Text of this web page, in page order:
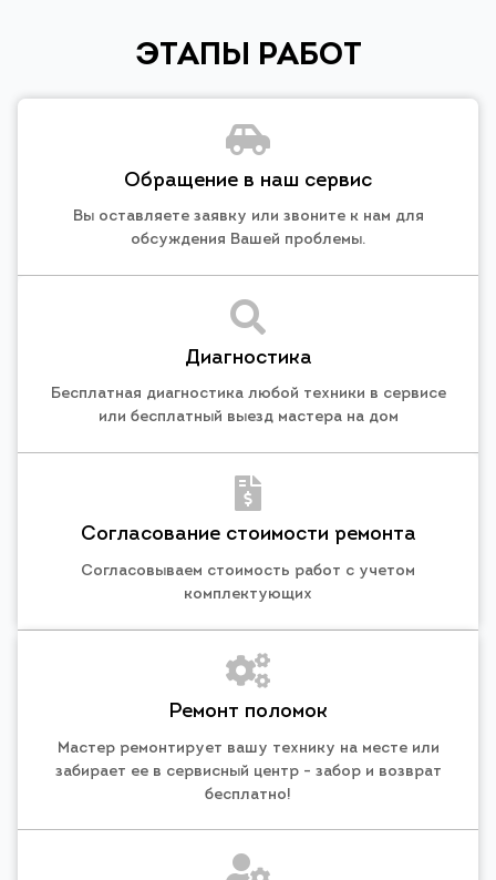
ЭТАПЫ РАБОТ
Обращение в наш сервис
Вы оставляете заявку или звоните к нам для
обсуждения Вашей проблемы.
Диагностика
Бесплатная диагностика любой техники в сервисе
или бесплатный выезд мастера на дом
Согласование стоимости ремонта
Согласовываем стоимость работ с учетом
комплектующих
Ремонт поломок
Мастер ремонтирует вашу технику на месте или
забирает ее в сервисный центр - забор и возврат
бесплатно!